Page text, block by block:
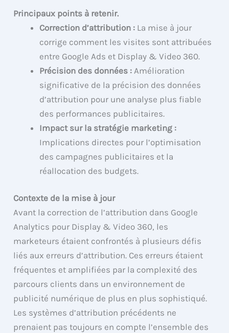
Principaux points à retenir.
Correction d’attribution : La mise à jour
corrige comment les visites sont attribuées
entre Google Ads et Display & Video 360.
Précision des données : Amélioration
significative de la précision des données
d’attribution pour une analyse plus fiable
des performances publicitaires.
Impact sur la stratégie marketing :
Implications directes pour l’optimisation
des campagnes publicitaires et la
réallocation des budgets.
Contexte de la mise à jour
Avant la correction de l’attribution dans Google
Analytics pour Display & Video 360, les
marketeurs étaient confrontés à plusieurs défis
liés aux erreurs d’attribution. Ces erreurs étaient
fréquentes et amplifiées par la complexité des
parcours clients dans un environnement de
publicité numérique de plus en plus sophistiqué.
Les systèmes d’attribution précédents ne
prenaient pas toujours en compte l’ensemble des